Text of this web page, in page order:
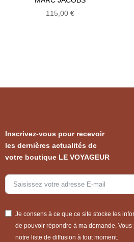
115,00 €
Inscrivez-vous pour recevoir
les dernières actualités de
votre boutique LE VOYAGEUR
Je consens à ce que ce site stocke les
de pouvoir répondre à ma demande.
notre liste de diffusion à tout moment.